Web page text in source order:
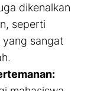
dikenalkan
seperti
yang sangat